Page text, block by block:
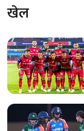
खेल